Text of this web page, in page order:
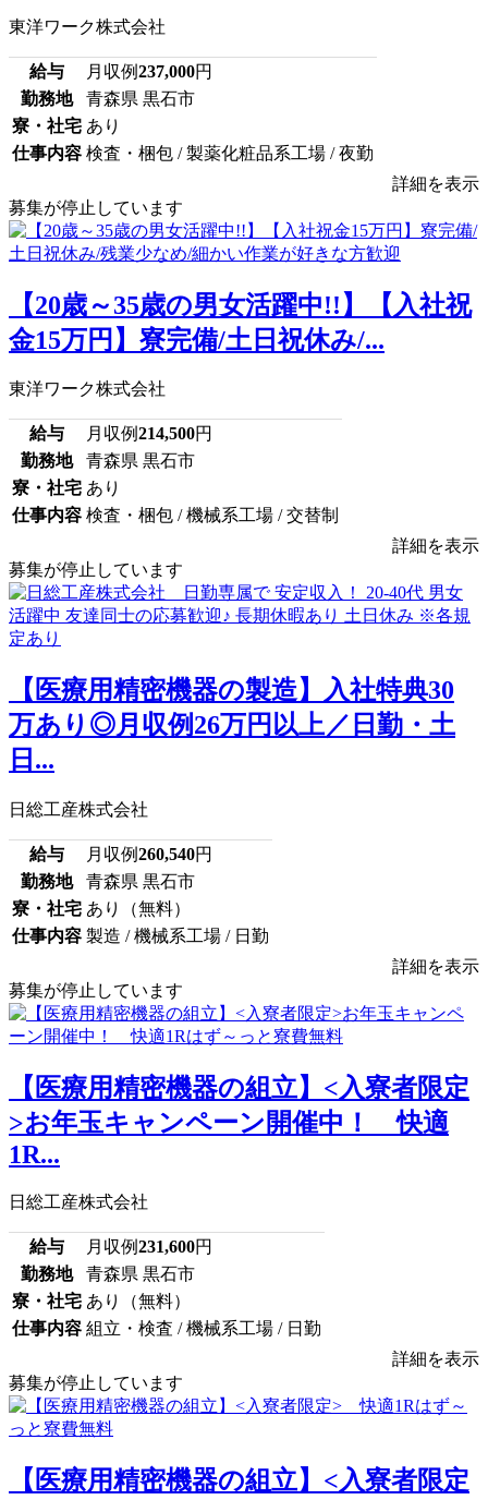
東洋ワーク株式会社
給与 月収例237,000円
勤務地
青森県 黒石市
寮・社宅 あり
仕事内容 検査・梱包 / 製薬化粧品系工場 / 夜勤
詳細を表示
募集が停止しています
【20歳～35歳の男女活躍中!!】【入社祝
金15万円】寮完備/土日祝休み/...
東洋ワーク株式会社
給与 月収例214,500円
勤務地
青森県 黒石市
寮・社宅 あり
仕事内容 検査・梱包 / 機械系工場 / 交替制
詳細を表示
募集が停止しています
【医療用精密機器の製造】入社特典30
万あり◎月収例26万円以上／日勤・土
日...
日総工産株式会社
給与 月収例260,540円
勤務地
青森県 黒石市
寮・社宅 あり（無料）
仕事内容 製造 / 機械系工場 / 日勤
詳細を表示
募集が停止しています
【医療用精密機器の組立】<入寮者限定
>お年玉キャンペーン開催中！ 快適
1R...
日総工産株式会社
給与 月収例231,600円
勤務地
青森県 黒石市
寮・社宅 あり（無料）
仕事内容 組立・検査 / 機械系工場 / 日勤
詳細を表示
募集が停止しています
【医療用精密機器の組立】<入寮者限定